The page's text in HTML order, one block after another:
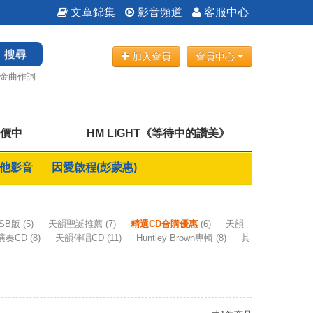
文章錦集 影音頻道 客服中心
搜尋
曲作詞
加入會員 會員中心
中 HM LIGHT《等待中的讚美》
影音 因愛啟程(彭蒙惠)
版 (5) 天韻聖誕推薦 (7) 精選CD合購優惠 (6)
天韻
奏CD (8) 天韻伴唱CD (11) Huntley Brown專輯 (8)
其